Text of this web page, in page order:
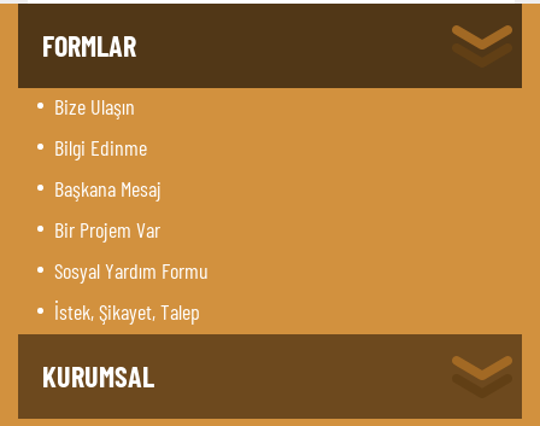
FORMLAR
Bize Ulaşın
Bilgi Edinme
Başkana Mesaj
Bir Projem Var
Sosyal Yardım Formu
İstek, Şikayet, Talep
KURUMSAL